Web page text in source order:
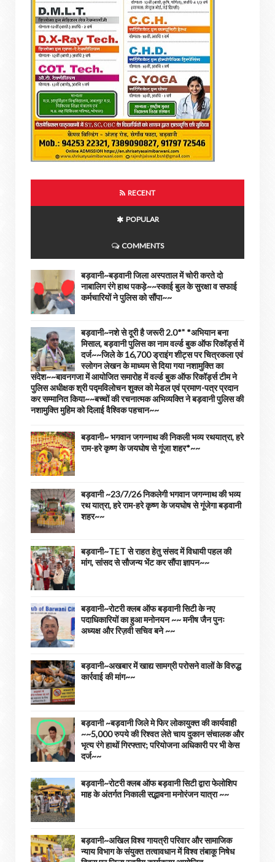
RECENT
POPULAR
COMMENTS
बड़वानी~बड़वानी जिला अस्पताल में चोरी करते दो
नाबालिग रंगे हाथ पकड़े~~स्काई बुल के सुरक्षा व सफाई
कर्मचारियों ने पुलिस को सौंपा~~
बड़वानी~नशे से दूरी है जरूरी 2.0*" *अभियान बना
मिसाल, बड़वानी पुलिस का नाम वर्ल्ड बुक ऑफ रिकॉर्ड्स में
दर्ज~~जिले के 16,700 ड्राइंग शीट्स पर चित्रकला एवं
स्लोगन लेखन के माध्यम से दिया गया नशामुक्ति का
संदेश~~बावनगजा में आयोजित समारोह में वर्ल्ड बुक ऑफ रिकॉर्ड्स टीम ने
पुलिस अधीक्षक श्री पद्मविलोचन शुक्ल को मेडल एवं प्रमाण-पत्र प्रदान
कर सम्मानित किया~~बच्चों की रचनात्मक अभिव्यक्ति ने बड़वानी पुलिस की
नशामुक्ति मुहिम को दिलाई वैश्विक पहचान~~
बड़वानी~ भगवान जगन्नाथ की निकली भव्य रथयात्रा, हरे
राम-हरे कृष्ण के जयघोष से गूंजा शहर*~~
बड़वानी ~23/7/26 निकलेगी भगवान जगन्नाथ की भव्य
रथ यात्रा, हरे राम-हरे कृष्ण के जयघोष से गूंजेगा बड़वानी
शहर~~
बड़वानी~TET से राहत हेतु संसद में विधायी पहल की
मांग, सांसद से सौजन्य भेंट कर सौंपा ज्ञापन~~
बड़वानी~रोटरी क्लब ऑफ बड़वानी सिटी के नए
पदाधिकारियों का हुआ मनोनयन ~~ मनीष जैन पुनः
अध्यक्ष और रिज़वी सचिव बने ~~
बड़वानी~अखबार में खाद्य सामग्री परोसने वालों के विरुद्ध
कार्रवाई की मांग~~
बड़वानी ~बड़वानी जिले मे फिर लोकायुक्त की कार्यवाही
~~5,000 रुपये की रिश्वत लेते चाय दुकान संचालक और
भृत्य रंगे हाथों गिरफ्तार; परियोजना अधिकारी पर भी केस
दर्ज~~
बड़वानी~रोटरी क्लब ऑफ बड़वानी सिटी द्वारा फेलोशिप
माह के अंतर्गत निकाली सद्भावना मनोरंजन यात्रा ~~
बड़वानी~अखिल विश्व गायत्री परिवार और सामाजिक
न्याय विभाग के संयुक्त तत्वावधान में विश्व तंबाकू निषेध